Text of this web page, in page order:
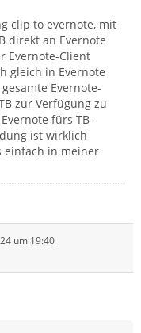
clip to evernote, mit
direkt an Evernote
Evernote-Client
gleich in Evernote
Evernote-
zur Verfügung zu
fürs TB-
ist wirklich
einfach in meiner
um 19:40